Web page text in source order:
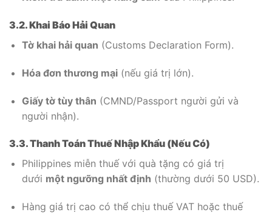
3.2. Khai Báo Hải Quan
Tờ khai hải quan (Customs Declaration Form).
Hóa đơn thương mại(nếu giá trị lớn).
Giấy tờ tùy thân (CMND/Passport người gửi và
người nhận).
3.3. Thanh Toán Thuế Nhập Khẩu (Nếu Có)
Philippines miễn thuế với quà tặng có giá trị
dưới một ngưỡng nhất định (thường dưới 50 USD).
Hàng giá trị cao có thể chịu thuế VAT hoặc thuế